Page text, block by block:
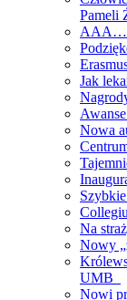
Pameli
Jak
Nowa
Na
Nowy
UMB
Nowi